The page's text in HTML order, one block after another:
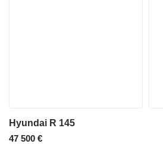
Hyundai R 145
47 500 €